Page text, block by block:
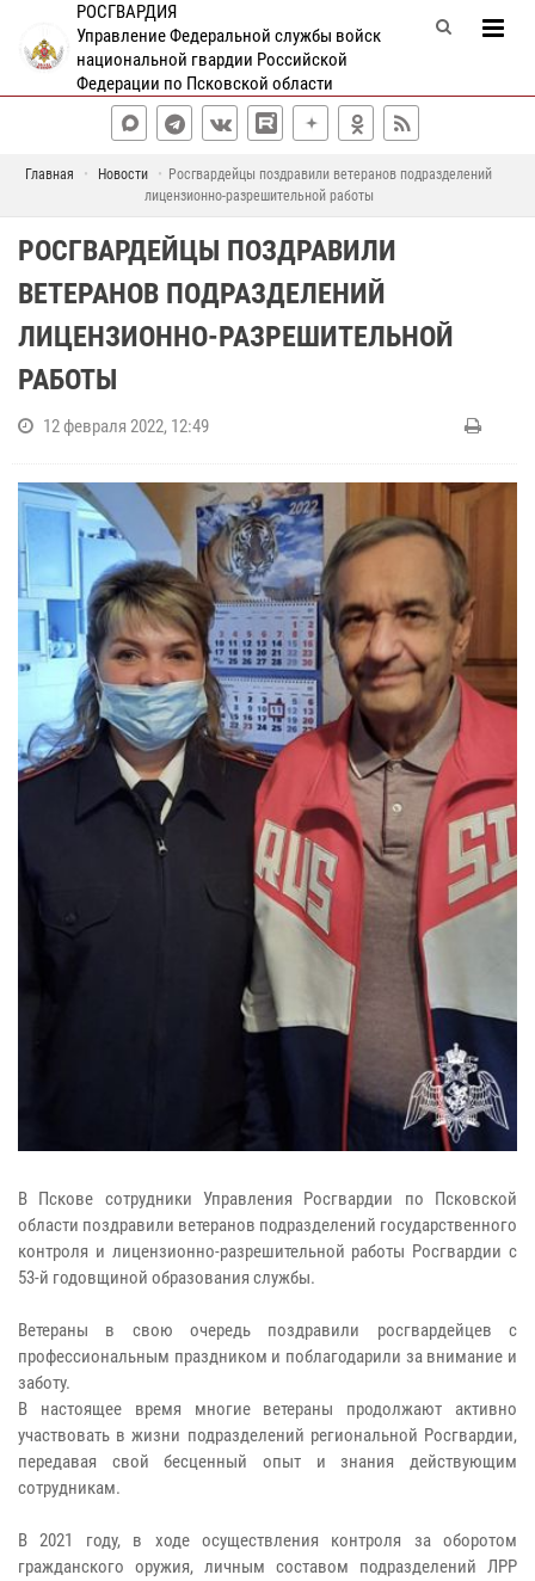
РОСГВАРДИЯ
Управление Федеральной службы войск
национальной гвардии Российской
Федерации по Псковской области
Главная Новости
Росгвардейцы поздравили ветеранов подразделений
лицензионно-разрешительной работы
РОСГВАРДЕЙЦЫ ПОЗДРАВИЛИ
ВЕТЕРАНОВ ПОДРАЗДЕЛЕНИЙ
ЛИЦЕНЗИОННО-РАЗРЕШИТЕЛЬНОЙ
РАБОТЫ
12 февраля 2022, 12:49
В Пскове сотрудники Управления Росгвардии по Псковской
области поздравили ветеранов подразделений государственного
контроля и лицензионно-разрешительной работы Росгвардии с
53-й годовщиной образования службы.
Ветераны в свою очередь поздравили росгвардейцев с
профессиональным праздником и поблагодарили за внимание и
заботу.
В настоящее время многие ветераны продолжают активно
участвовать в жизни подразделений региональной Росгвардии,
передавая свой бесценный опыт и знания действующим
сотрудникам.
В 2021 году, в ходе осуществления контроля за оборотом
гражданского оружия, личным составом подразделений ЛРР